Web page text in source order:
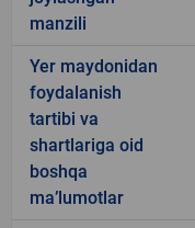
manzili
Yer maydonidan
foydalanish
tartibi va
shartlariga oid
boshqa
ma’lumotlar